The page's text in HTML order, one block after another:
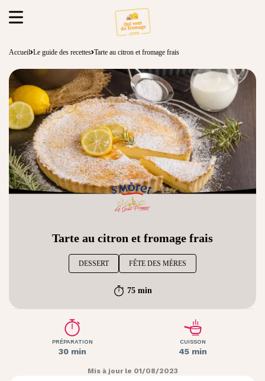
Accueil Le guide des recettes Tarte au citron et fromage frais
Tarte au citron et fromage frais
DESSERT FÊTE DES MÈRES
75 min
PRÉPARATION
30 min
CUISSON
45 min
Mis à jour le 01/08/2023